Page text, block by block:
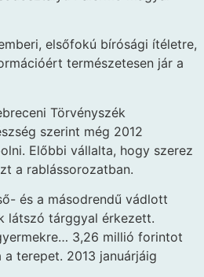
elsőfokú bírósági ítéletre,
természetesen jár a
Törvényszék
szerint még 2012
Előbbi vállalta, hogy szerez
a rablássorozatban.
és a másodrendű vádlott
látszó tárggyal érkezett.
3,26 millió forintot
terepet. 2013 januárjáig